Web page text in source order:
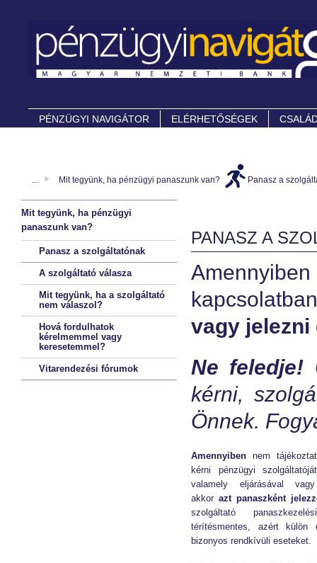
PÉNZÜGYI NAVIGÁTOR ELÉRHETŐSÉGEK
... Mit tegyünk, ha pénzügyi panaszunk van? Panasz a
Mit tegyünk, ha pénzügyi
panaszunk van?
Panasz a szolgáltatónak
A szolgáltató válasza
Mit tegyünk, ha a szolgáltató
nem válaszol?
Hová fordulhatok
kérelmemmel vagy
keresetemmel?
Vitarendezési fórumok
PANASZ A
vagy jelezni
Ne feledje!
kérni,
Önnek.
Amennyiben nem
kérni pénzügyi
valamely eljárásával
akkor azt panaszként
szolgáltató
térítésmentes, azért
bizonyos rendkívüli eseteket.